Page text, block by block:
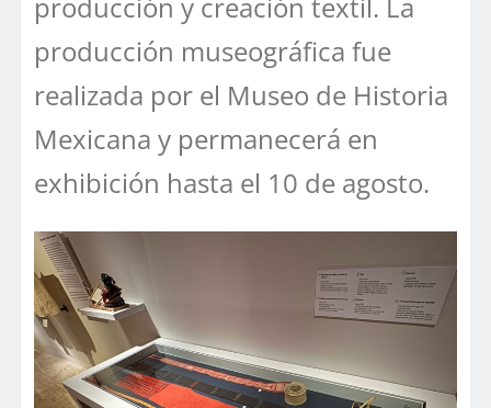
producción museográfica fue
realizada por el Museo de Historia
Mexicana y permanecerá en
exhibición hasta el 10 de agosto.